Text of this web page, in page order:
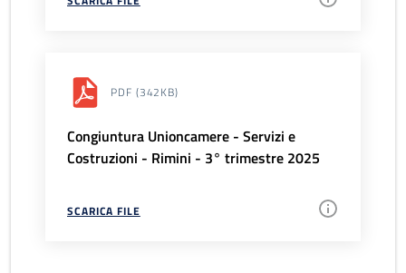
PDF (342KB)
Congiuntura Unioncamere - Servizi e
Costruzioni - Rimini - 3° trimestre 2025
SCARICA FILE